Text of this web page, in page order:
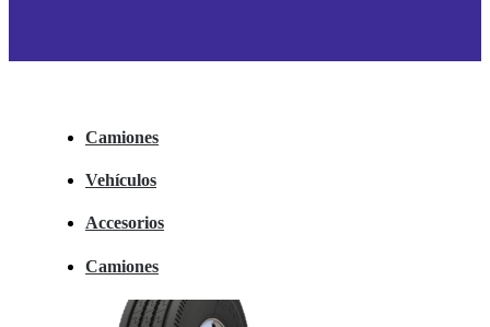
Camiones
Vehículos
Accesorios
Camiones